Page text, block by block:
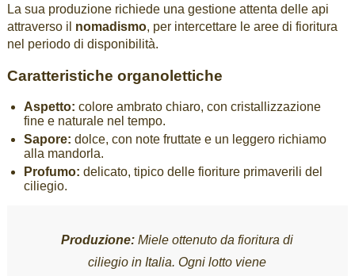
La sua produzione richiede una gestione attenta delle api
attraverso il nomadismo, per intercettare le aree di fioritura
nel periodo di disponibilità.
Caratteristiche organolettiche
Aspetto: colore ambrato chiaro, con cristallizzazione
fine e naturale nel tempo.
Sapore: dolce, con note fruttate e un leggero richiamo
alla mandorla.
Profumo: delicato, tipico delle fioriture primaverili del
ciliegio.
Produzione: Miele ottenuto da fioritura di
ciliegio in Italia. Ogni lotto viene